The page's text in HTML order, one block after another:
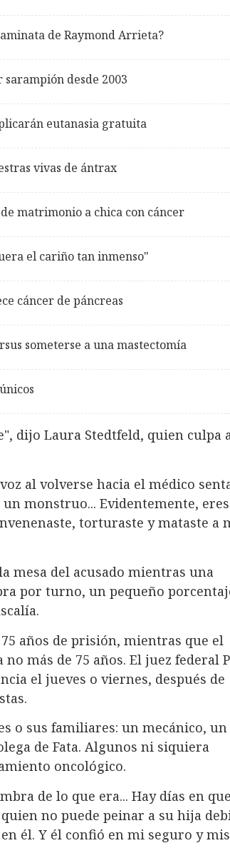
de Raymond Arrieta?
desde 2003
eutanasia gratuita
vivas de ántrax
matrimonio a chica con cáncer
el cariño tan inmenso"
cáncer de páncreas
someterse a una mastectomía
dijo Laura Stedtfeld, quien culpa
al volverse hacia el médico
monstruo... Evidentemente,
torturaste y mataste a
mesa del acusado mientras una
por turno, un pequeño
años de prisión, mientras que el
más de 75 años. El juez federal
el jueves o viernes, después de
o sus familiares: un mecánico, un
de Fata. Algunos ni siquiera
oncológico.
de lo que era... Hay días en
no puede peinar a su hija
él. Y él confió en mi seguro y mis